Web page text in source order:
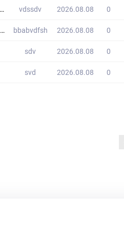
vdssdv 2026.08.08 0
bbabvdfsh 2026.08.08 0
sdv 2026.08.08 0
svd 2026.08.08 0